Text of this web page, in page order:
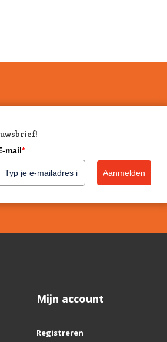
mail*
Aanmelden
Mijn account
Registreren